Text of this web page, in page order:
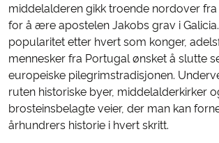
middelalderen gikk troende nordover
for å ære apostelen Jakobs grav i
popularitet etter hvert som konger,
mennesker fra Portugal ønsket å slutte
europeiske pilegrimstradisjonen.
ruten historiske byer, middelalderkirker
brosteinsbelagte veier, der man kan
århundrers historie i hvert skritt.